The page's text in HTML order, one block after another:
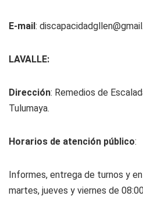
E-mail:
LAVALLE:
Dirección: Remedios de
Tulumaya.
Horarios de atención público:
Informes, entrega de turnos y
martes, jueves y viernes de